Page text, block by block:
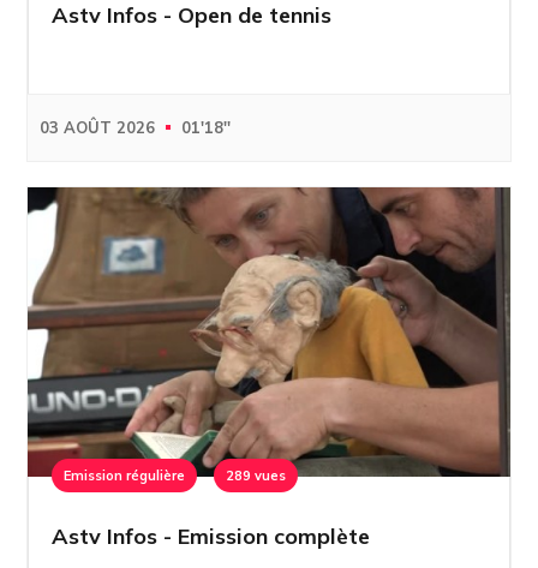
Astv Infos - Open de tennis
03 AOÛT 2026 01'18''
Emission régulière 289 vues
Astv Infos - Emission complète